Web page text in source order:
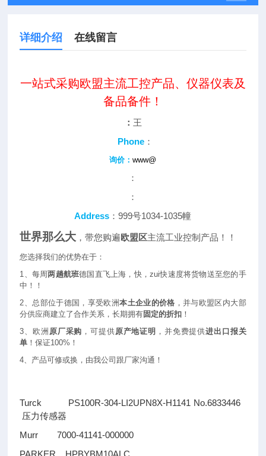
详细介绍 在线留言
一站式采购欧盟主流工控产品、仪器仪表及
备品备件！
： 王
Phone：
询价：www@
：
：
Address ：999号1034-1035幢
世界那么大 ，带您购遍欧盟区主流工业控制产品！！
您选择我们的优势在于：
1、每周两趟航班德国直飞上海，快，zui快速度将货物送至您的手
中！！
2、总部位于德国，享受欧洲本土企业的价格 ，并与欧盟区内大部
分供应商建立了合作关系，长期拥有固定的折扣 ！
3、欧洲 原厂采购 ，可提供原产地证明 ，并免费提供进出口报关
单 ！保证100%！
4、产品可修或换，由我公司跟厂家沟通！
Turck PS100R-304-LI2UPN8X-H1141 No.6833446
压力传感器
Murr 7000-41141-000000
PARKER HPBYBM10ALC